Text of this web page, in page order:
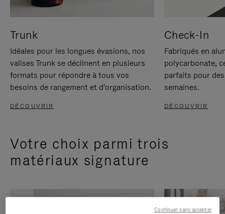
Trunk
Idéales pour les longues évasions, nos
valises Trunk se déclinent en plusieurs
formats pour répondre à tous vos
besoins de rangement et d'organisation.
DÉCOUVRIR
Check-In
Fabriqués en
polycarbonate,
parfaits pour
semaines.
DÉCOUVRIR
Votre choix parmi trois
matériaux signature
Continuer sans accepter